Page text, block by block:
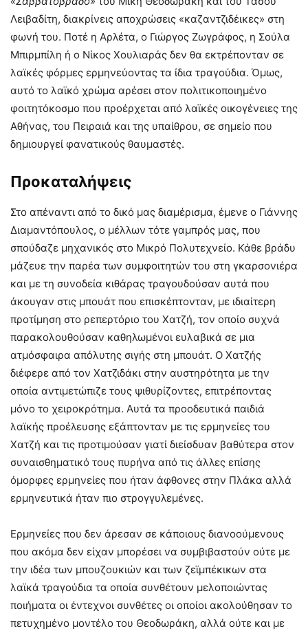
Λειβαδίτη, διακρίνεις αποχρώσεις «καζαντζιδέικες» στη
φωνή του. Ποτέ η Αρλέτα, ο Γιώργος Ζωγράφος, η Σούλα
Μπιρμπίλη ή ο Νίκος Χουλιαράς δεν θα εκτρέπονταν σε
λαϊκές φόρμες ερμηνεύοντας τα ίδια τραγούδια. Όμως,
αυτό το λαϊκό χρώμα αρέσει στον πολιτικοποιημένο
φοιτητόκοσμο που προέρχεται από λαϊκές οικογένειες της
Αθήνας, του Πειραιά και της υπαίθρου, σε σημείο που
δημιουργεί φανατικούς θαυμαστές.
Προκαταλήψεις
Στο απέναντι από το δικό μας διαμέρισμα, έμενε ο Γιάννης
Διαμαντόπουλος, ο μέλλων τότε γαμπρός μας, που
σπούδαζε μηχανικός στο Μικρό Πολυτεχνείο. Κάθε βράδυ
μάζευε την παρέα των συμφοιτητών του στη γκαρσονιέρα
και με τη συνοδεία κιθάρας τραγουδούσαν αυτά που
άκουγαν στις μπουάτ που επισκέπτονταν, με ιδιαίτερη
προτίμηση στο ρεπερτόριο του Χατζή, τον οποίο συχνά
παρακολουθούσαν καθηλωμένοι ευλαβικά σε μια
ατμόσφαιρα απόλυτης σιγής στη μπουάτ. Ο Χατζής
διέφερε από τον Χατζιδάκι στην αυστηρότητα με την
οποία αντιμετώπιζε τους ψιθυρίζοντες, επιτρέποντας
μόνο το χειροκρότημα. Αυτά τα προοδευτικά παιδιά
λαϊκής προέλευσης εξάπτονταν με τις ερμηνείες του
Χατζή και τις προτιμούσαν γιατί διείσδυαν βαθύτερα στον
συναισθηματικό τους πυρήνα από τις άλλες επίσης
όμορφες ερμηνείες που ήταν άφθονες στην Πλάκα αλλά
ερμηνευτικά ήταν πιο στρογγυλεμένες.
Ερμηνείες που δεν άρεσαν σε κάποιους διανοούμενους
που ακόμα δεν είχαν μπορέσει να συμβιβαστούν ούτε με
την ιδέα των μπουζουκιών και των ζεϊμπέκικων στα
λαϊκά τραγούδια τα οποία συνθέτουν μελοποιώντας
ποιήματα οι έντεχνοι συνθέτες οι οποίοι ακολούθησαν το
πετυχημένο μοντέλο του Θεοδωράκη, αλλά ούτε και με